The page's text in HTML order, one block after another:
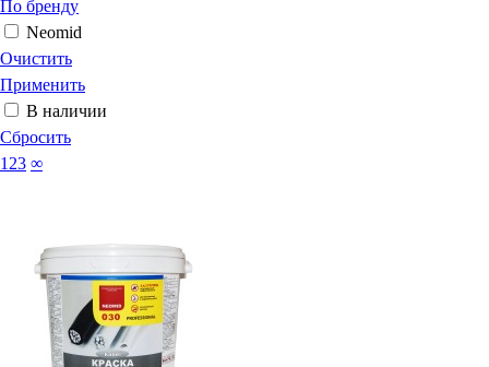
По бренду
Neomid
Очистить
Применить
В наличии
Сбросить
123 ∞